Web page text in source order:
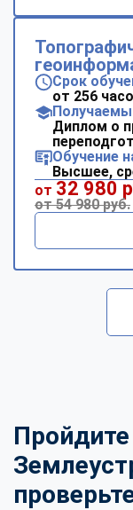
Срок
от 256
Диплом о
Обучение
Высшее,
от 32 980
от 54 980 руб.
Пройдите